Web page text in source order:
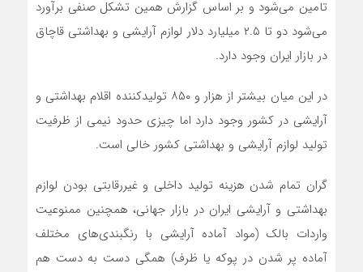
تامین می‌شود و بر اساس گزارش همین تشکل صنفی برآورد
می‌شود دو تا ۲.۵ میلیارد دلار لوازم آرایشی و بهداشتی قاچاق
در بازار ایران وجود دارد.
در این میان بیشتر از هزار و ۸۵۰ تولیدکننده اقلام بهداشتی و
آرایشی در کشور وجود دارد اما چیزی حدود نیمی از ظرفیت
تولید لوازم آرایشی و بهداشتی کشور خالی است.
گران تمام شدن هزینه تولید داخلی و غیررقابتی بودن لوازم
بهداشتی و آرایشی ایران در بازار جهانی، همچنین ممنوعیت
واردات بالک (مواد آماده آرایشی با رنگبندی‌های مختلف
آماده پر شدن در پوکه یا ظرف) همگی دست به دست هم